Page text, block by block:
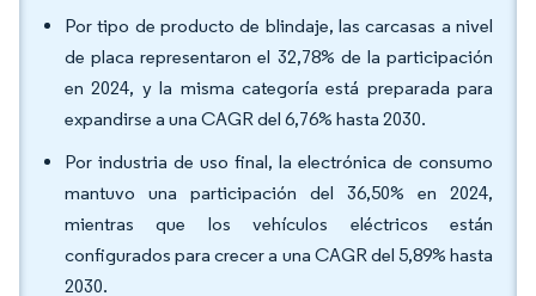
Por tipo de producto de blindaje, las carcasas a nivel
de placa representaron el 32,78% de la participación
en 2024, y la misma categoría está preparada para
expandirse a una CAGR del 6,76% hasta 2030.
Por industria de uso final, la electrónica de consumo
mantuvo una participación del 36,50% en 2024,
mientras que los vehículos eléctricos están
configurados para crecer a una CAGR del 5,89% hasta
2030.